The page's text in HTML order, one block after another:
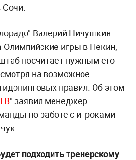
Валерий Ничушкин
Олимпийские игры в Пекин,
посчитает нужным его
на возможное
правил. Об этом
" заявил менеджер
по работе с игроками
подходить тренерскому